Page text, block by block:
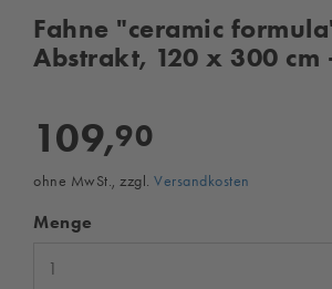
Fahne "ceramic
Abstrakt, 120 x 300 cm
109,90
ohne MwSt., zzgl. Versandkosten
Menge